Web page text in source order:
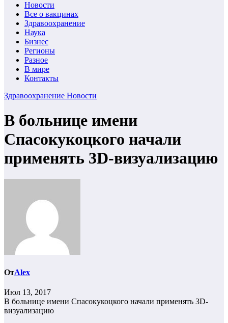
Новости
Все о вакцинах
Здравоохранение
Наука
Бизнес
Регионы
Разное
В мире
Контакты
Здравоохранение Новости
В больнице имени
Спасокукоцкого начали
применять 3D-визуализацию
ОтAlex
Июл 13, 2017
В больнице имени Спасокукоцкого начали применять 3D-
визуализацию